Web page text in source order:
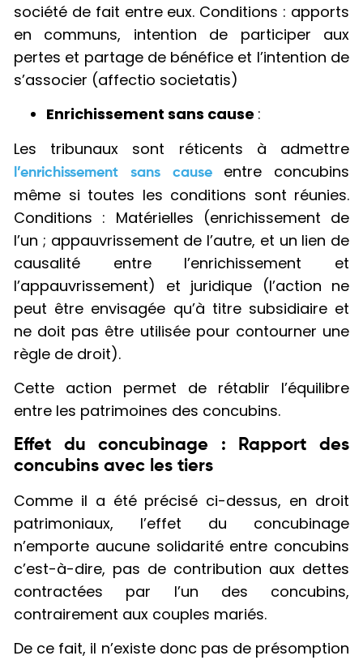
société de fait entre eux. Conditions : apports
en communs, intention de participer aux
pertes et partage de bénéfice et l’intention de
s’associer (affectio societatis)
Enrichissement sans cause :
Les tribunaux sont réticents à admettre
l’enrichissement sans causeentre concubins
même si toutes les conditions sont réunies.
Conditions : Matérielles (enrichissement de
l’un ; appauvrissement de l’autre, et un lien de
causalité entre l’enrichissement et
l’appauvrissement) et juridique (l’action ne
peut être envisagée qu’à titre subsidiaire et
ne doit pas être utilisée pour contourner une
règle de droit).
Cette action permet de rétablir l’équilibre
entre les patrimoines des concubins.
Effet du concubinage : Rapport des
concubins avec les tiers
Comme il a été précisé ci-dessus, en droit
patrimoniaux, l’effet du concubinage
n’emporte aucune solidarité entre concubins
c’est-à-dire, pas de contribution aux dettes
contractées par l’un des concubins,
contrairement aux couples mariés.
De ce fait, il n’existe donc pas de présomption